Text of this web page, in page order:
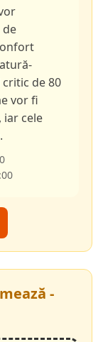
de 80
vor fi
iar cele
-